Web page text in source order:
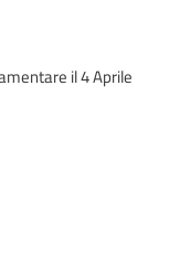
il 4 Aprile